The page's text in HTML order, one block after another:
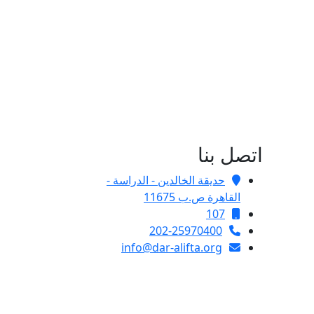
اتصل بنا
حديقة الخالدين - الدراسة -
القاهرة ص.ب 11675
107
202-25970400
info@dar-alifta.org